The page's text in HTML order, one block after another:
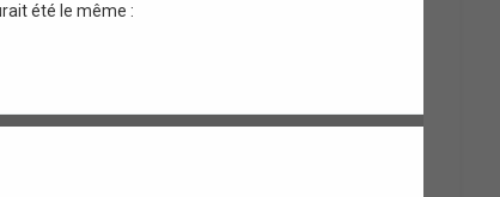
été le même :